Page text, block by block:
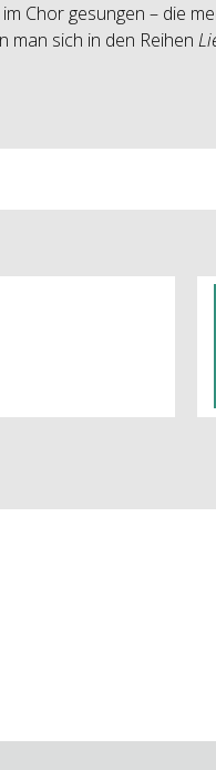
Chor gesungen – die
man sich in den Reihen